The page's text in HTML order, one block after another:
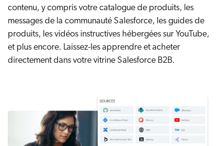
contenu, y compris votre catalogue de produits, les
messages de la communauté Salesforce, les guides de
produits, les vidéos instructives hébergées sur YouTube,
et plus encore. Laissez-les apprendre et acheter
directement dans votre vitrine Salesforce B2B.